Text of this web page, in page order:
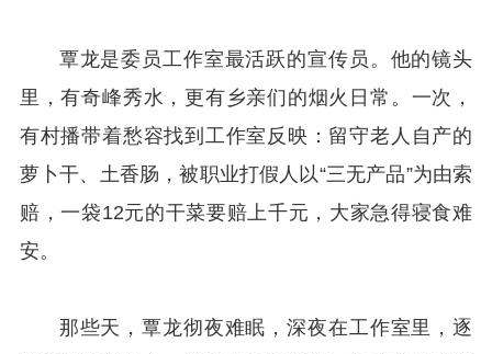
覃龙是委员工作室最活跃的宣传员。他的镜头
里，有奇峰秀水，更有乡亲们的烟火日常。一次，
有村播带着愁容找到工作室反映：留守老人自产的
萝卜干、土香肠，被职业打假人以“三无产品”为由索
赔，一袋12元的干菜要赔上千元，大家急得寝食难
安。
那些天，覃龙彻夜难眠，深夜在工作室里，逐